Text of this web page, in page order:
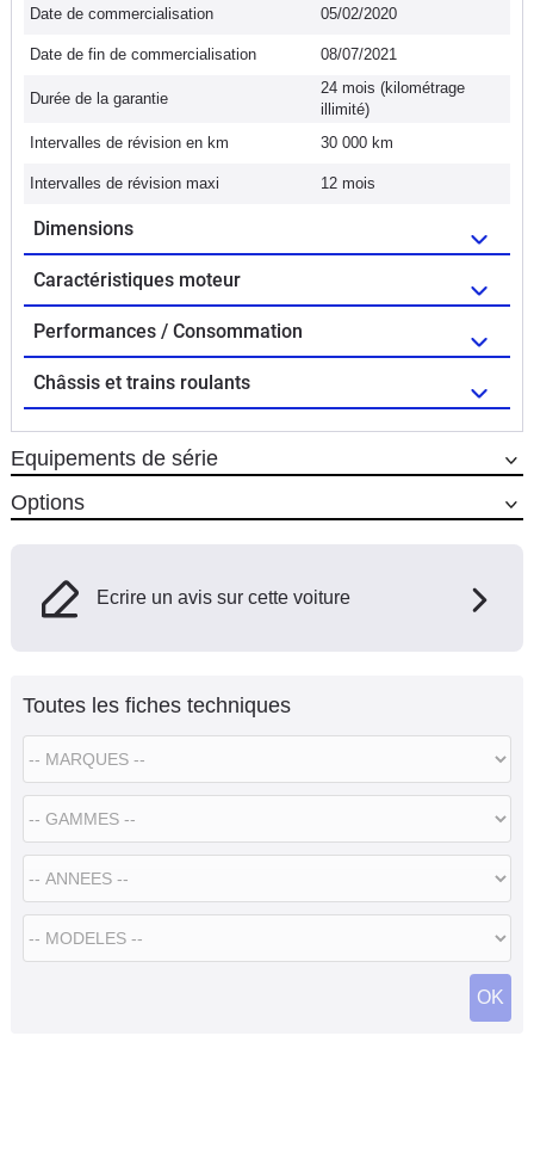
Date de commercialisation 05/02/2020
Date de fin de commercialisation 08/07/2021
Durée de la garantie
24 mois (kilométrage
illimité)
Intervalles de révision en km
30 000 km
Intervalles de révision maxi 12 mois
Dimensions
Caractéristiques moteur
Performances / Consommation
Châssis et trains roulants
Equipements de série
Options
Ecrire un avis sur cette voiture
Toutes les fiches techniques